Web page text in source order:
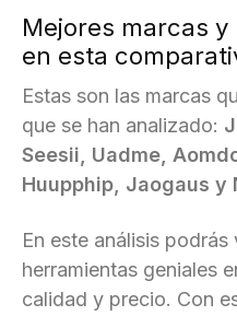
Mejores marcas
en esta
Estas son las marcas
que se han analizado:
Seesii, Uadme,
Huupphip, Jaogaus y
En este análisis podrás
herramientas geniales
calidad y precio. Con